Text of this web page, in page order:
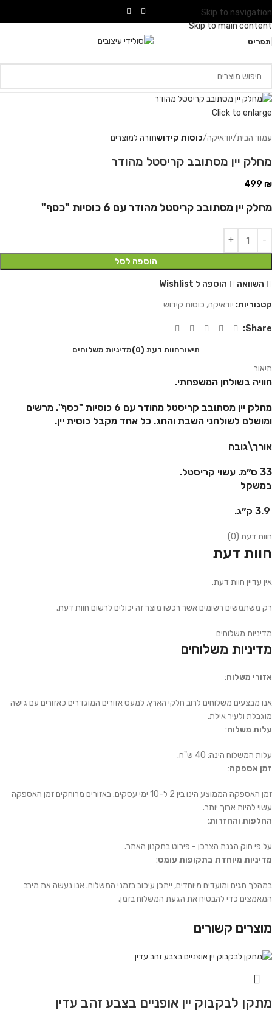
Skip to navigation
Skip to main content
תפריט
Click to enlarge
עמוד הבית יודאיקה כוסות קידושחזרה למוצרים
מחלק יין מסתובב קריסטל מהודר
499 ₪
מחלק יין מסתובב קריסטל מהודר עם 6 כוסיות "כסף"
הוספה לסל
השוואה
הוספה ל Wishlist
קטגוריות: יודאיקה, כוסות קידוש
Share:
תיאורחוות דעת (0) מדיניות משלוחים
תיאור
חוויה בשולחן המשפחתי.
מחלק יין מסתובב קריסטל מהודר עם 6 כוסיות "כסף". מרשים
ומושלם לשולחני השבת והחג. כל אחד מקבל כוסית יין.
אורך\גובה
33 ס״מ. עשוי
קריסטל.
במשקל
3.9 ק״ג.
חוות דעת (0)
חוות דעת
אין עדיין חוות דעת.
רק משתמשים רשומים אשר רכשו מוצר זה יכולים לרשום חוות דעת.
מדיניות משלוחים
מדיניות משלוחים
אזורי משלוח:
אנו מבצעים משלוחים לרוב חלקי הארץ, למעט אזורים המוגדרים כאזורים עם גישה
מוגבלת ולעיר אילת.
עלות משלוח:
עלות המשלוח הינה: 40 ש"ח.
זמן אספקה:
זמן האספקה הממוצע הינו בין 2 ל-10 ימי עסקים. באזורים מרוחקים זמן האספקה
עשוי להיות ארוך יותר.
החלפות והחזרות:
על פי חוק הגנת הצרכן - פירוט בתקנון האתר.
מדיניות מיוחדת בתקופות עומס:
במהלך חגים ומועדים מיוחדים, ייתכן עיכוב בזמני המשלוח. אנו נעשה את מירב
המאמצים כדי להבטיח את הגעת המשלוח בזמן.
מוצרים קשורים
מתקן לבקבוק יין אופניים בצבע זהב עדין